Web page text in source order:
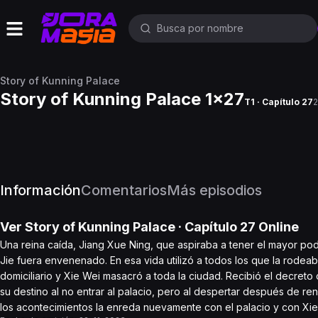
Story of Kunning Palace
Story of Kunning Palace 1x27T1 · Capítulo 27
InformaciónComentariosMás episodios
Ver Story of Kunning Palace · Capítulo 27 Online
Una reina caída, Jiang Xue Ning, que aspiraba a tener el mayor
Jie fuera envenenado. En esa vida utilizó a todos los que la
domiciliario y Xie Wei masacró a toda la ciudad. Recibió el
su destino al no entrar al palacio, pero al despertar después de
los acontecimientos la enreda nuevamente con el palacio y con